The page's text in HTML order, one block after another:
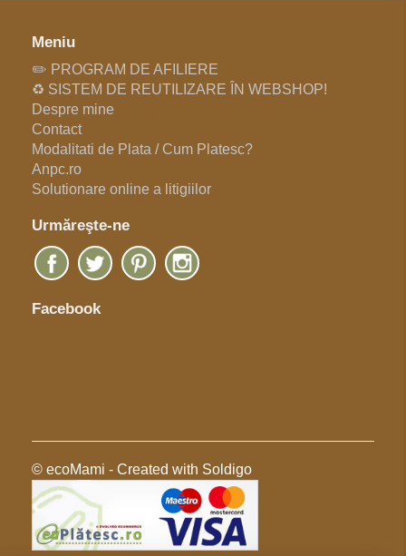
Meniu
✏️ PROGRAM DE AFILIERE
♻️ SISTEM DE REUTILIZARE ÎN WEBSHOP!
Despre mine
Contact
Modalitati de Plata / Cum Platesc?
Anpc.ro
Solutionare online a litigiilor
Urmăreşte-ne
Facebook
© ecoMami - Created with Soldigo